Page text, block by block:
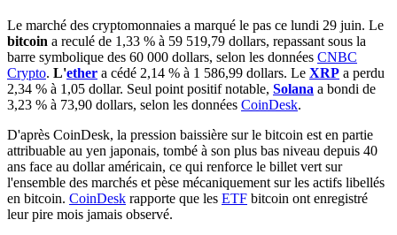
Le marché des cryptomonnaies a marqué le pas ce lundi 29 juin. Le
bitcoin a reculé de 1,33 % à 59 519,79 dollars, repassant sous la
barre symbolique des 60 000 dollars, selon les données CNBC
Crypto. L'ether a cédé 2,14 % à 1 586,99 dollars. Le XRP a perdu
2,34 % à 1,05 dollar. Seul point positif notable, Solana a bondi de
3,23 % à 73,90 dollars, selon les données CoinDesk.
D'après CoinDesk, la pression baissière sur le bitcoin est en partie
attribuable au yen japonais, tombé à son plus bas niveau depuis 40
ans face au dollar américain, ce qui renforce le billet vert sur
l'ensemble des marchés et pèse mécaniquement sur les actifs libellés
en bitcoin. CoinDesk rapporte que les ETF bitcoin ont enregistré
leur pire mois jamais observé.